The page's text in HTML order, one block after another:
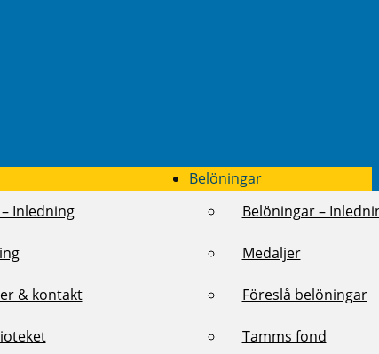
Inledning
& kontakt
Belöningar
Belöningar –
Medaljer
Föreslå belöningar
Tamms fond